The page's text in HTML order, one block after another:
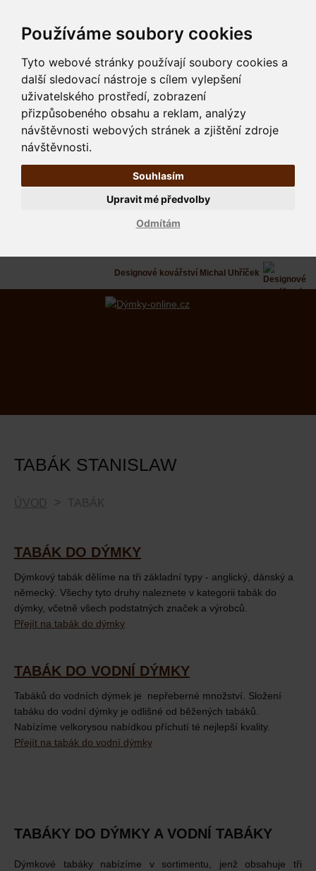
Používáme soubory cookies
Tyto webové stránky používají soubory cookies a
další sledovací nástroje s cílem vylepšení
uživatelského prostředí, zobrazení
přizpůsobeného obsahu a reklam, analýzy
návštěvnosti webových stránek a zjištění zdroje
návštěvnosti.
Souhlasím
Odmítám
Upravit mé předvolby
Designové kovářství Michal Uhříček
TABÁK STANISLAW
ÚVOD TABÁK
TABÁK DO DÝMKY
Dýmkový tabák dělíme na tři základní typy - anglický, dánský a
německý. Všechy tyto druhy naleznete v kategorii tabák do
dýmky, včetně všech podstatných značek a výrobců.
Přejít na tabák do dýmky
TABÁK DO VODNÍ DÝMKY
Tabáků do vodních dýmek je nepřeberné množství. Složení
tabáku do vodní dýmky je odlišné od běžených tabáků.
Nabízíme velkorysou nabídkou příchutí té nejlepší kvality.
Přejít na tabák do vodní dýmky
TABÁKY DO DÝMKY A VODNÍ TABÁKY
Dýmkové tabáky nabízíme v sortimentu, jenž obsahuje tři